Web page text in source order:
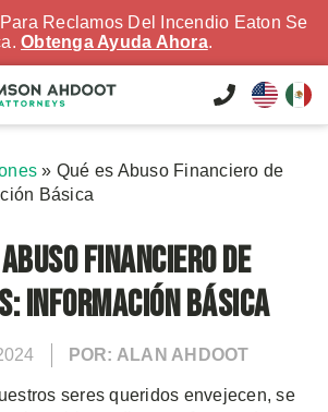
Reclamos Del Incendio Eaton Se
Obtenga Ayuda Ahora.
» Qué es Abuso Financiero de
Básica
Financiero de
Información Básica
POR: ALAN AHDOOT
seres queridos envejecen, se